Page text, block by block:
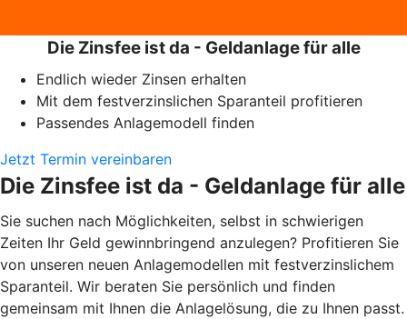
Die Zinsfee ist da - Geldanlage für alle
Endlich wieder Zinsen erhalten
Mit dem festverzinslichen Sparanteil profitieren
Passendes Anlagemodell finden
Jetzt Termin vereinbaren
Die Zinsfee ist da - Geldanlage für alle
Sie suchen nach Möglichkeiten, selbst in schwierigen
Zeiten Ihr Geld gewinnbringend anzulegen? Profitieren Sie
von unseren neuen Anlagemodellen mit festverzinslichem
Sparanteil. Wir beraten Sie persönlich und finden
gemeinsam mit Ihnen die Anlagelösung, die zu Ihnen passt.